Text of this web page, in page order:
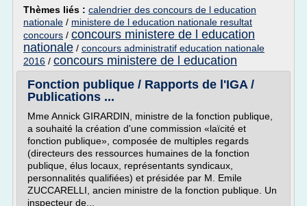
Thèmes liés : calendrier des concours de l education
nationale / ministere de l education nationale resultat
concours / concours ministere de l education
nationale / concours administratif education nationale
2016 / concours ministere de l education
Fonction publique / Rapports de l'IGA /
Publications ...
Mme Annick GIRARDIN, ministre de la fonction publique,
a souhaité la création d'une commission «laïcité et
fonction publique», composée de multiples regards
(directeurs des ressources humaines de la fonction
publique, élus locaux, représentants syndicaux,
personnalités qualifiées) et présidée par M. Emile
ZUCCARELLI, ancien ministre de la fonction publique. Un
inspecteur de...